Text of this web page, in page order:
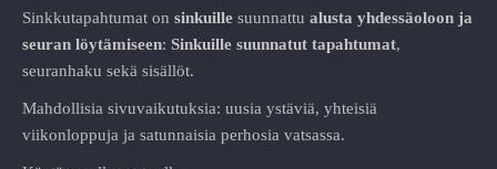
Sinkkutapahtumat on sinkuille suunnattu alusta yhdessäoloon ja
seuran löytämiseen: Sinkuille suunnatut tapahtumat,
seuranhaku sekä sisällöt.
Mahdollisia sivuvaikutuksia: uusia ystäviä, yhteisiä
viikonloppuja ja satunnaisia perhosia vatsassa.